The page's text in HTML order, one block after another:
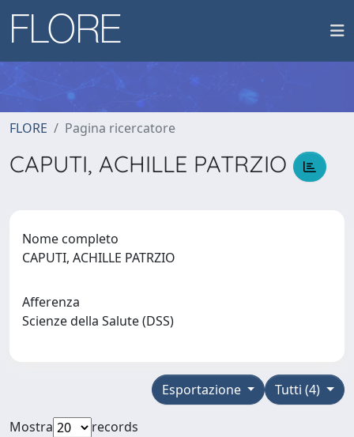
FLORE Pagina ricercatore
CAPUTI, ACHILLE PATRZIO
Nome completo
CAPUTI, ACHILLE PATRZIO
Afferenza
Scienze della Salute (DSS)
Tutti (4)
Esportazione
Mostra
records